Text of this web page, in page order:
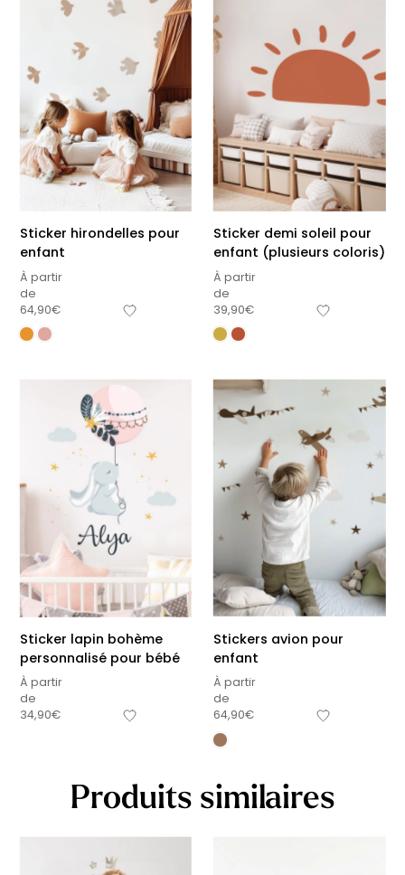
Sticker hirondelles pour
enfant
À partir
de
64,90€
Sticker demi soleil pour
enfant (plusieurs coloris)
À partir
de
39,90€
Sticker lapin bohème
personnalisé pour bébé
À partir
de
34,90€
Stickers avion pour
enfant
À partir
de
64,90€
Produits similaires